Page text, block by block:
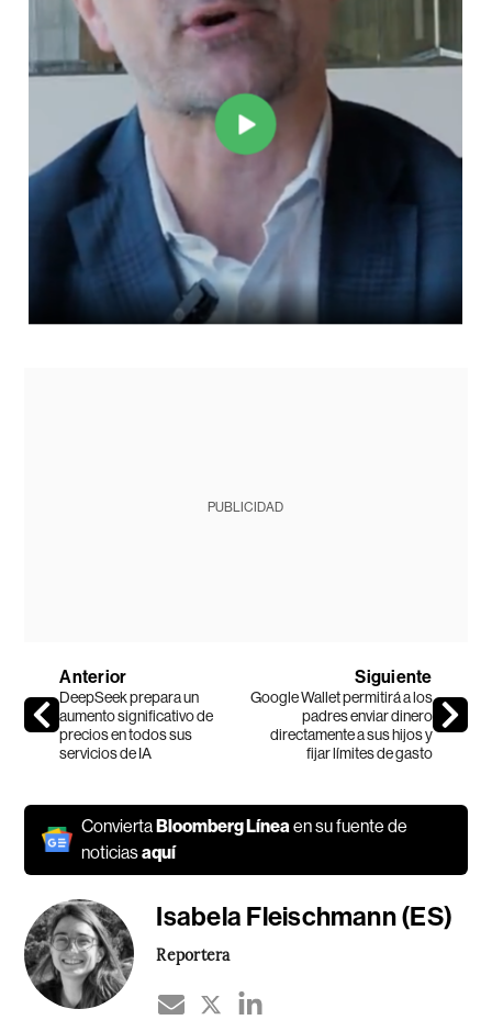
PUBLICIDAD
Anterior
DeepSeek prepara un
aumento significativo de
precios en todos sus
servicios de IA
Siguiente
Google Wallet permitirá a los
padres enviar dinero
directamente a sus hijos y
fijar límites de gasto
ConviertaBloomberg Línea en su fuente de
noticiasaquí
Isabela Fleischmann (ES)
Reportera